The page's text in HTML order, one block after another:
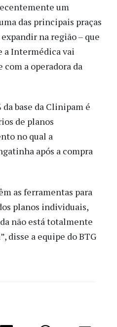
um
das principais praças
na região – que
a Intermédica vai
a operadora da
base da Clinipam é
de planos
no qual a
após a compra
as ferramentas para
planos individuais,
não está totalmente
disse a equipe do BTG